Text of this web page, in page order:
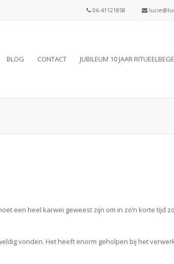
06-41121858
BLOG CONTACT JUBILEUM 10 JAAR
een heel karwei geweest zijn om in zo’n korte tijd
vonden. Het heeft enorm geholpen bij het